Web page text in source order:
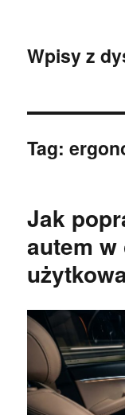
Wpisy z
Tag:
Jak
autem